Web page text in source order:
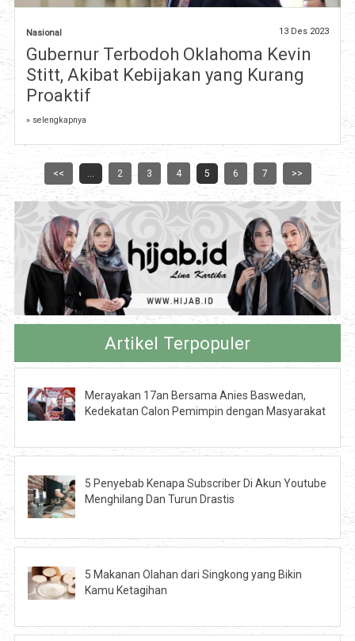
Nasional 13 Des 2023
Gubernur Terbodoh Oklahoma Kevin
Stitt, Akibat Kebijakan yang Kurang
Proaktif
» selengkapnya
<< ... 2 3 4 5 6 7 >>
Artikel Terpopuler
Merayakan 17an Bersama Anies Baswedan,
Kedekatan Calon Pemimpin dengan Masyarakat
5 Penyebab Kenapa Subscriber Di Akun Youtube
Menghilang Dan Turun Drastis
5 Makanan Olahan dari Singkong yang Bikin
Kamu Ketagihan